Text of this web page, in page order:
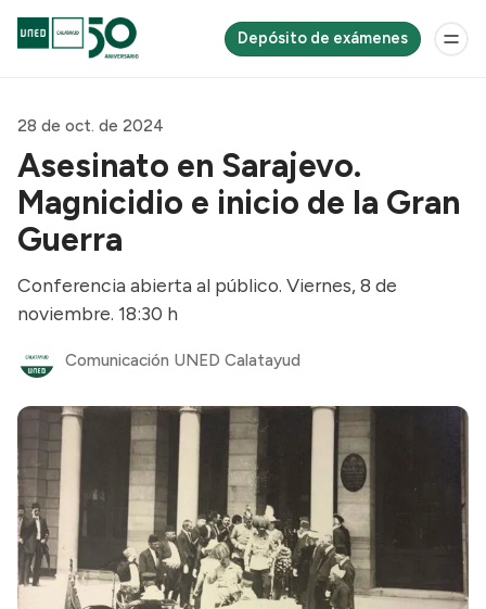
Depósito de exámenes
28 de oct. de 2024
Asesinato en Sarajevo.
Magnicidio e inicio de la Gran
Guerra
Conferencia abierta al público. Viernes, 8 de
noviembre. 18:30 h
Comunicación UNED Calatayud